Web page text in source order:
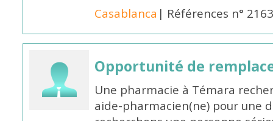
Casablanca | Références n°
Opportunité de
Une pharmacie à Témara
aide-pharmacien(ne) pour une